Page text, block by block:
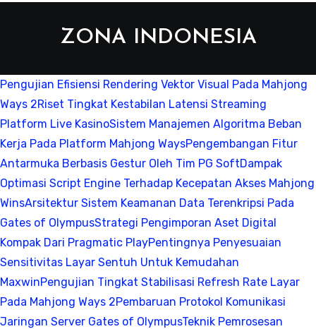
ZONA INDONESIA
Pengujian Efisiensi Rendering Vektor Visual Pada Mahjong
Ways 2Riset Tingkat Kestabilan Latensi Streaming
Platform Live KasinoSistem Manajemen Algoritma Beban
Kerja Pada Platform Mahjong WaysPengembangan Fitur
Antarmuka Berbasis Gestur Oleh Tim PG SoftDampak
Optimasi Script Engine Terhadap Kecepatan Akses Mahjong
WinsArsitektur Sistem Keamanan Data Terenkripsi Pada
Gates of OlympusStrategi Pengimporan Aset Digital
Kompak Dari Pragmatic PlayPentingnya Penyesuaian
Sensitivitas Layar Sentuh Untuk Kemudahan
MaxwinPengujian Tingkat Stabilisasi Refresh Rate Layar
Pada Mahjong Ways 2Pembaruan Protokol Komunikasi
Jaringan Server Gates of OlympusTeknik Pemrosesan